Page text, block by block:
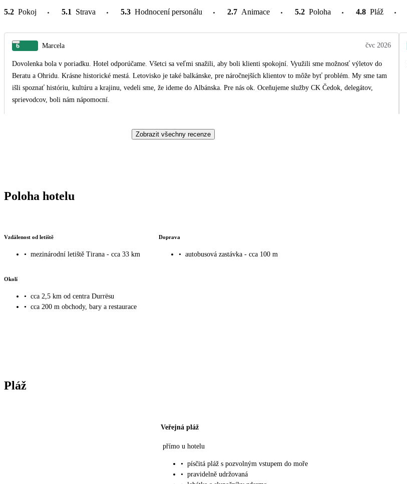
5.2 Pokoj 5.1 Strava 5.3 Hodnocení personálu 2.7 Animace 5.2 Poloha 4.8 Pláž
6 Marcela čvc 2026
Dovolenka bola v poriadku. Hotel odporúčame. Všetci sa veľmi snažili, aby boli klienti spokojní. Využili sme možnosť výletov do
Beratu a Ohridu. Krásne historické mestá. Letovisko je také balkánske, pre náročnejších klientov to môže byť problém. My sme tam
išli spoznať históriu, kultúru a krajinu, vedeli sme, že ideme do Albánska. Pre nás ok. Oceňujeme služby CK Čedok, delegátov,
sprievodcov, boli nám nápomocní.
Zobrazit všechny recenze
Poloha hotelu
Vzdálenost od letiště
• mezinárodní letiště Tirana - cca 33 km
Doprava
• autobusová zastávka - cca 100 m
Okolí
• cca 2,5 km od centra Durrësu
• cca 200 m obchody, bary a restaurace
Pláž
Veřejná pláž
přímo u hotelu
• písčitá pláž s pozvolným vstupem do moře
• pravidelně udržovaná